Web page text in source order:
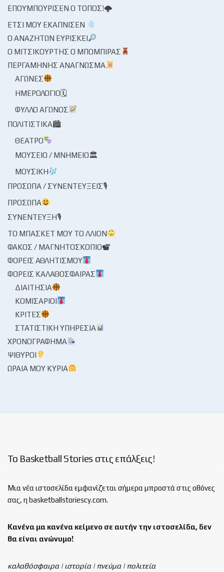
ΕΠΟΥΜΠΟΎΡΙΣΕΝ Ο ΤΌΠΟΣ!🌩
ΈΤΣΙ ΜΟΥ ΕΚΆΠΝΙΣΕΝ
Ο ΑΝΑΖΗΤΏΝ ΕΥΡΊΣΚΕΙ
Ο ΜΙΤΣΙΚΟΥΡΤΉΣ Ο ΜΠΌΜΠΙΡΑΣ
ΠΕΡΓΑΜΗΝΉΣ ΑΝΆΓΝΩΣΜΑ
ΑΓΏΝΕΣ
ΗΜΕΡΟΛΌΓΙΟ🗓
ΦΎΛΛΟ ΑΓΏΝΟΣ
ΠΟΛΙΤΙΣΤΙΚΆ🏙
ΘΈΑΤΡΟ
ΜΟΥΣΕΊΟ / ΜΝΗΜΕΊΟ🏛
ΜΟΥΣΙΚΉ
ΠΡΌΣΩΠΑ / ΣΥΝΕΝΤΕΎΞΕΙΣ🎙
ΠΡΌΣΩΠΑ
ΣΥΝΈΝΤΕΥΞΗ🎙
ΤΟ ΜΠΆΣΚΕΤ ΜΟΥ ΤΟ ΛΛΊΟΝ
ΦΑΚΌΣ / ΜΑΓΝΗΤΟΣΚΌΠΙΟ
ΦΟΡΕΊΣ ΑΘΛΗΤΙΣΜΟΎ
ΦΟΡΕΊΣ ΚΑΛΑΘΌΣΦΑΙΡΑΣ
ΔΙΑΙΤΗΣΊΑ
ΚΟΜΙΣΆΡΙΟΙ
ΚΡΙΤΈΣ
ΣΤΑΤΙΣΤΙΚΉ ΥΠΗΡΕΣΊΑ
ΧΡΟΝΟΓΡΆΦΗΜΑ
ΨΊΘΥΡΟΙ
ΩΡΑΊΑ ΜΟΥ ΚΥΡΊΑ
Το Basketball Stories στις επάλξεις!
Μια νέα ιστοσελίδα εμφανίζεται σήμερα μπροστά στις οθόνες
σας, η basketballstoriescy.com.
Κανένα μα κανένα κείμενο σε αυτήν την ιστοσελίδα, δεν
θα είναι ανώνυμο!
καλαθόσφαιρα | ιστορία | πνεύμα | πολιτεία